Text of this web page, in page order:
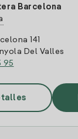
Barcelona
141
Del Valles
95